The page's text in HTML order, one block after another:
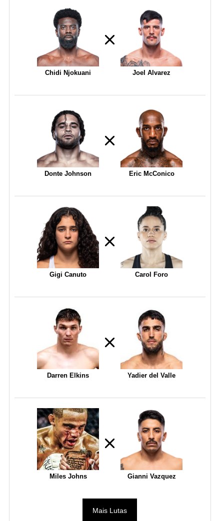
Chidi Njokuani Joel Alvarez
Donte Johnson Eric McConico
Gigi Canuto Carol Foro
Darren Elkins Yadier del Valle
Miles Johns Gianni Vazquez
Mais Lutas